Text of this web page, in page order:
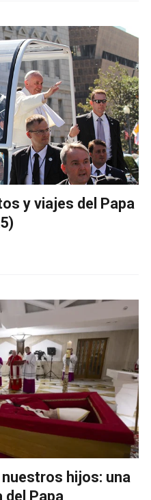
y viajes del Papa
hijos: una
del Papa